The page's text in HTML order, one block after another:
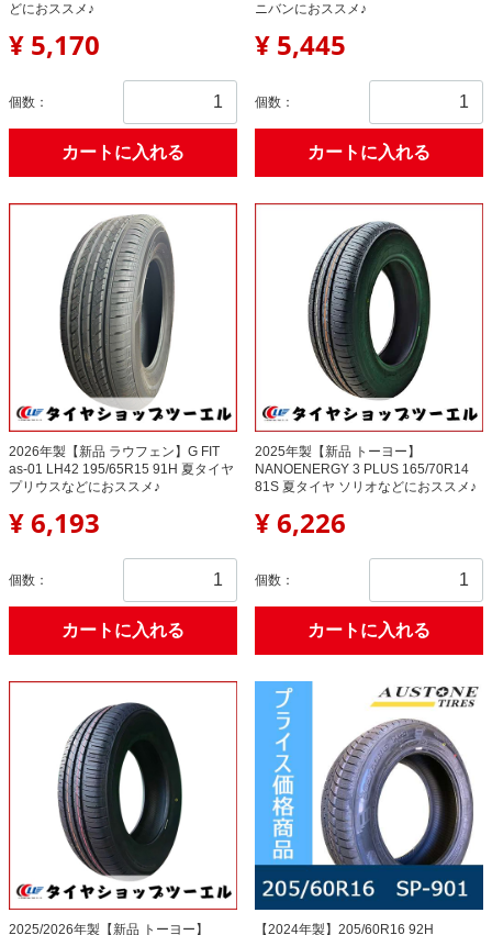
どにおススメ♪
¥ 5,170
個数：
カートに入れる
ニバンにおススメ♪
¥ 5,445
個数：
カートに入れる
2026年製【新品 ラウフェン】G FIT
as-01 LH42 195/65R15 91H 夏タイヤ
プリウスなどにおススメ♪
¥ 6,193
個数：
カートに入れる
2025年製【新品 トーヨー】
NANOENERGY 3 PLUS 165/70R14
81S 夏タイヤ ソリオなどにおススメ♪
¥ 6,226
個数：
カートに入れる
2025/2026年製【新品 トーヨー】 【2024年製】205/60R16 92H